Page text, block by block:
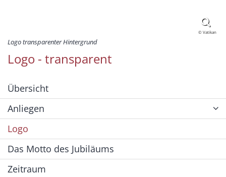
© Vatikan
Logo transparenter Hintergrund
Logo - transparent
Übersicht
Anliegen
Logo
Das Motto des Jubiläums
Zeitraum